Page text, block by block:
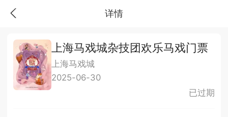
详情
上海马戏城杂技团欢乐马戏门票
上海马戏城
2025-06-30
已过期